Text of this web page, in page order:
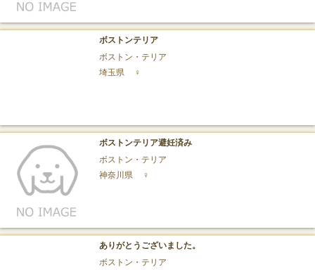
ボストンテリア
ボストン・テリア
埼玉県
♀
ボストンテリア避妊済み
ボストン・テリア
神奈川県
♀
ありがとうございました。
ボストン・テリア